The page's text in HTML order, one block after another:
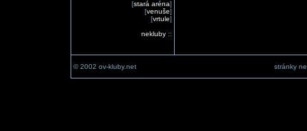
[stará aréna]
[venuše]
[vrtule]
nekluby::
© 2002 ov-kluby.net stránky